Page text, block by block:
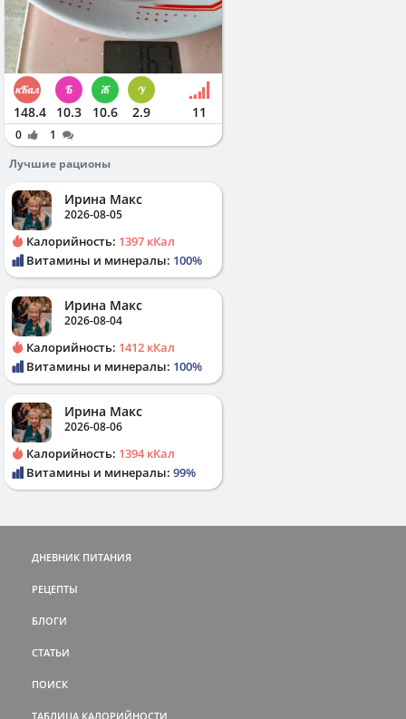
148.4 10.3 10.6 2.9 11
0
1
Лучшие рационы
Ирина Макс
2026-08-05
Калорийность: 1397 кКал
Витамины и минералы: 100%
Ирина Макс
2026-08-04
Калорийность: 1412 кКал
Витамины и минералы: 100%
Ирина Макс
2026-08-06
Калорийность: 1394 кКал
Витамины и минералы: 99%
ДНЕВНИК ПИТАНИЯ
РЕЦЕПТЫ
БЛОГИ
СТАТЬИ
ПОИСК
ТАБЛИЦА КАЛОРИЙНОСТИ